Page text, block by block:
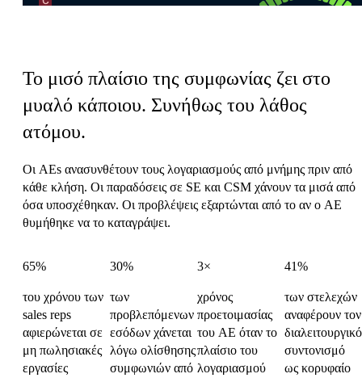
Το μισό πλαίσιο της συμφωνίας ζει στο
μυαλό κάποιου. Συνήθως του λάθος
ατόμου.
Οι AEs ανασυνθέτουν τους λογαριασμούς από μνήμης πριν από
κάθε κλήση. Οι παραδόσεις σε SE και CSM χάνουν τα μισά από
όσα υποσχέθηκαν. Οι προβλέψεις εξαρτώνται από το αν ο AE
θυμήθηκε να το καταγράψει.
65%
του χρόνου των
sales reps
αφιερώνεται σε
μη πωλησιακές
εργασίες
30%
των
προβλεπόμενων
εσόδων χάνεται
λόγω ολίσθησης
συμφωνιών από
3×
χρόνος
προετοιμασίας
του AE όταν το
πλαίσιο του
λογαριασμού
41%
των στελεχών
αναφέρουν τον
διαλειτουργικό
συντονισμό
ως κορυφαίο